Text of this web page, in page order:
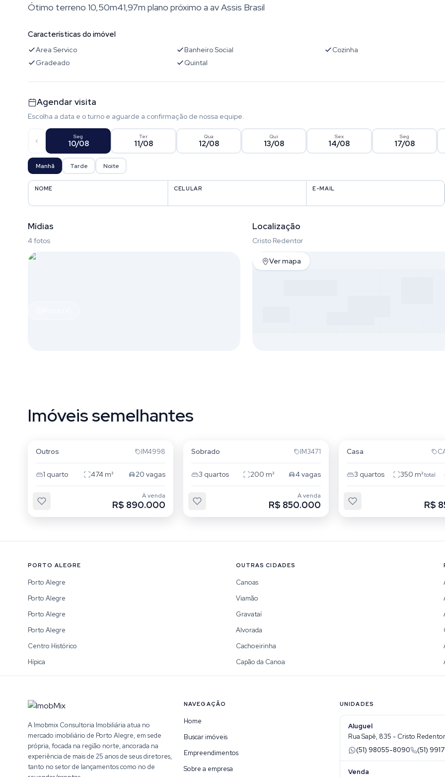
Ótimo terreno 10,50m41,97m plano próximo a av Assis Brasil
Características do imóvel
Area Servico Banheiro Social
Cozinha
Gradeado
Quintal
Agendar visita
Escolha a data e o turno e aguarde a confirmação de nossa equipe.
Seg
10/08
Ter
11/08
Qua
12/08
Qui
13/08
Sex
14/08
Seg
17/08
Manhã Tarde Noite
NOME CELULAR E-MAIL
Mídias
4 fotos
Localização
Cristo Redentor
Ver mapa
Imóveis semelhantes
Outros IM4998
1 quarto 474 m² 20 vagas
À venda
R$ 890.000
Sobrado IM3471
3 quartos 200 m² 4 vagas
À venda
R$ 850.000
Casa
3 quartos 350 m²total
R$
PORTO ALEGRE
Porto Alegre
Porto Alegre
Porto Alegre
Porto Alegre
Centro Histórico
Hípica
OUTRAS CIDADES
Canoas
Viamão
Gravataí
Alvorada
Cachoeirinha
Capão da Canoa
A Imobmix Consultoria Imobiliária atua no
mercado imobiliário de Porto Alegre, em sede
própria, focada na região norte, ancorada na
experiência de mais de 25 anos de seus diretores,
tanto no setor de lançamentos como no de
NAVEGAÇÃO
Home
Buscar imóveis
Empreendimentos
Sobre a empresa
UNIDADES
Aluguel
Rua Sapê, 835 - Cristo
(51) 98055-8090
(51)
Venda